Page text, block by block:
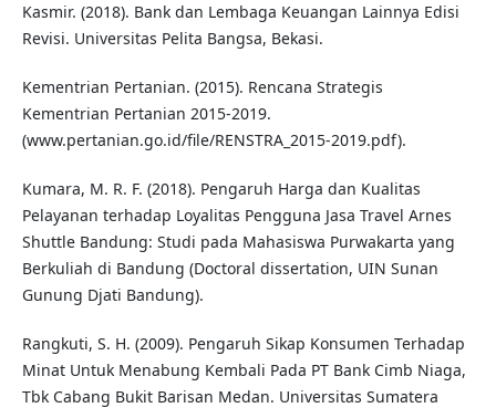
Kasmir. (2018). Bank dan Lembaga Keuangan Lainnya Edisi
Revisi. Universitas Pelita Bangsa, Bekasi.
Kementrian Pertanian. (2015). Rencana Strategis
Kementrian Pertanian 2015-2019.
(www.pertanian.go.id/file/RENSTRA_2015-2019.pdf).
Kumara, M. R. F. (2018). Pengaruh Harga dan Kualitas
Pelayanan terhadap Loyalitas Pengguna Jasa Travel Arnes
Shuttle Bandung: Studi pada Mahasiswa Purwakarta yang
Berkuliah di Bandung (Doctoral dissertation, UIN Sunan
Gunung Djati Bandung).
Rangkuti, S. H. (2009). Pengaruh Sikap Konsumen Terhadap
Minat Untuk Menabung Kembali Pada PT Bank Cimb Niaga,
Tbk Cabang Bukit Barisan Medan. Universitas Sumatera